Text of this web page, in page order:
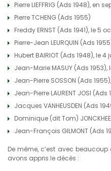
Pierre LIEFFRIG (Ads 1948), en
Pierre TCHENG (Ads 1955)
Freddy ERNST (Ads 1941), le 5
Pierre-Jean LEURQUIN (Ads
Hubert BAIRIOT (Ads 1948), le 4
Jean-Marie MASUY (Ads 1953),
Jean-Pierre SOSSON (Ads
Jean-Pierre LAURENT JOSI (Ads
Jacques VANHEUSDEN (Ads
Dominique (dit Tom)
Jean-François GILMONT (Ads
De même, c’est avec
avons appris le décès :